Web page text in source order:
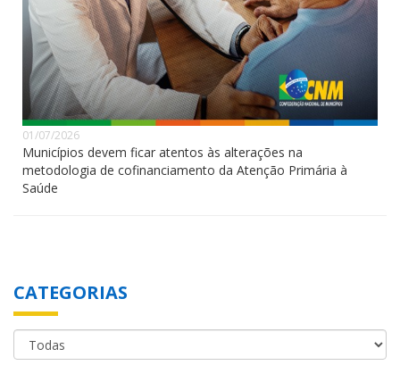
01/07/2026
Municípios devem ficar atentos às alterações na
metodologia de cofinanciamento da Atenção Primária à
Saúde
CATEGORIAS